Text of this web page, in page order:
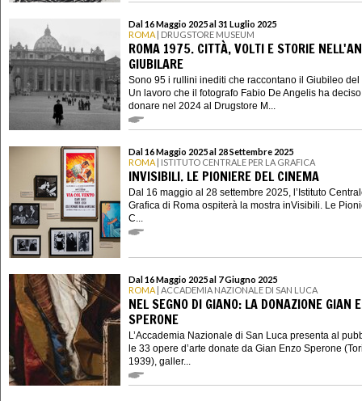
Dal 16 Maggio 2025 al 31 Luglio 2025
ROMA | DRUGSTORE MUSEUM
ROMA 1975. CITTÀ, VOLTI E STORIE
GIUBILARE
Sono 95 i rullini inediti che raccontano il Giubileo del
Un lavoro che il fotografo Fabio De Angelis ha
donare nel 2024 al Drugstore M...
Dal 16 Maggio 2025 al 28 Settembre 2025
ROMA | ISTITUTO CENTRALE PER LA GRAFICA
INVISIBILI. LE PIONIERE DEL CINEMA
Dal 16 maggio al 28 settembre 2025, l’Istituto
Grafica di Roma ospiterà la mostra inVisibili. Le
C...
Dal 16 Maggio 2025 al 7 Giugno 2025
ROMA | ACCADEMIA NAZIONALE DI SAN LUCA
NEL SEGNO DI GIANO: LA DONAZIONE GIAN
SPERONE
L’Accademia Nazionale di San Luca presenta al
le 33 opere d’arte donate da Gian Enzo Sperone
1939), galler...